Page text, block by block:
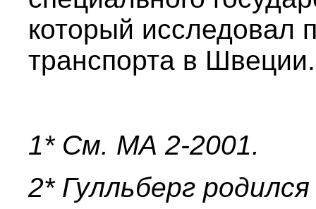
который исследовал
транспорта в Швеции.
1* См. МА 2-2001.
2* Гулльберг